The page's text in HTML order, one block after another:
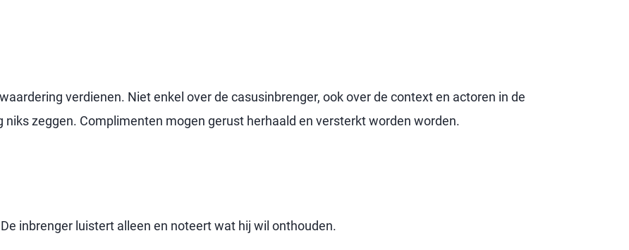
verdienen. Niet enkel over de casusinbrenger, ook over de context en actoren in de
zeggen. Complimenten mogen gerust herhaald en versterkt worden worden.
inbrenger luistert alleen en noteert wat hij wil onthouden.